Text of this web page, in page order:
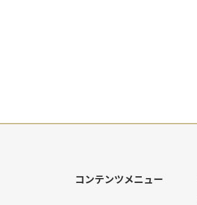
コンテンツメニュー